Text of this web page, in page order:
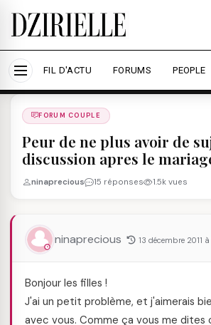
Nous utilisons des cookies pour
expérience et mesurer l'audience.
Accepter tout
FIL D'ACTU FORUMS PEOPLE
Forums
FORUM COUPLE
Peur de ne plus avoir de
discussion apres le
ninaprecious 15 réponses 1.5k vues
ninaprecious 13 décembre 2011 à
Bonjour les filles !
J'ai un petit problème, et j'aimerais
avec vous. Comme ça vous me dites